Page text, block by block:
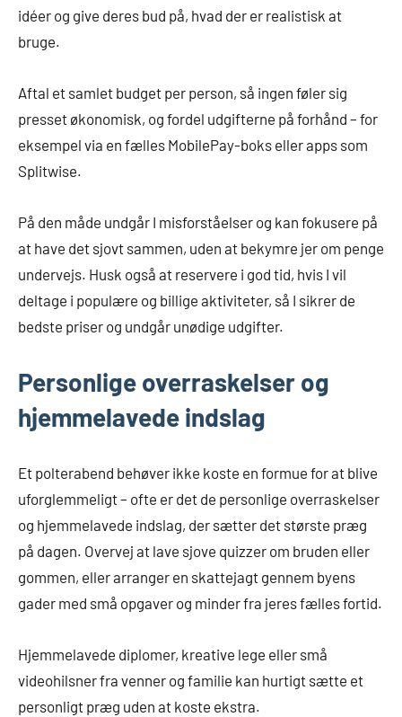
idéer og give deres bud på, hvad der er realistisk at
bruge.
Aftal et samlet budget per person, så ingen føler sig
presset økonomisk, og fordel udgifterne på forhånd – for
eksempel via en fælles MobilePay-boks eller apps som
Splitwise.
På den måde undgår I misforståelser og kan fokusere på
at have det sjovt sammen, uden at bekymre jer om penge
undervejs. Husk også at reservere i god tid, hvis I vil
deltage i populære og billige aktiviteter, så I sikrer de
bedste priser og undgår unødige udgifter.
Personlige overraskelser og
hjemmelavede indslag
Et polterabend behøver ikke koste en formue for at blive
uforglemmeligt – ofte er det de personlige overraskelser
og hjemmelavede indslag, der sætter det største præg
på dagen. Overvej at lave sjove quizzer om bruden eller
gommen, eller arranger en skattejagt gennem byens
gader med små opgaver og minder fra jeres fælles fortid.
Hjemmelavede diplomer, kreative lege eller små
videohilsner fra venner og familie kan hurtigt sætte et
personligt præg uden at koste ekstra.